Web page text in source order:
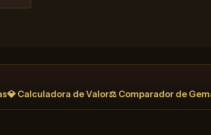
💎 Calculadora de Valor⚖️ Comparador de